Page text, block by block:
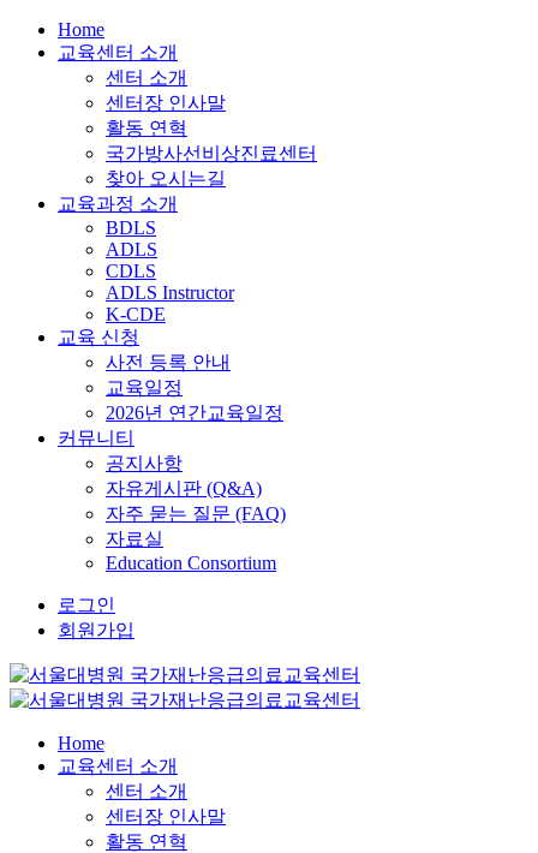
Home
교육센터 소개
센터 소개
센터장 인사말
활동 연혁
국가방사선비상진료센터
찾아 오시는길
교육과정 소개
BDLS
ADLS
CDLS
ADLS Instructor
K-CDE
교육 신청
사전 등록 안내
교육일정
2026년 연간교육일정
커뮤니티
공지사항
자유게시판 (Q&A)
자주 묻는 질문 (FAQ)
자료실
Education Consortium
로그인
회원가입
Home
교육센터 소개
센터 소개
센터장 인사말
활동 연혁